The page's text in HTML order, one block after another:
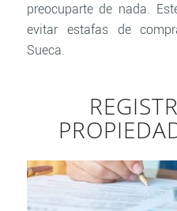
preocuparte de nada.
evitar estafas de
Sueca.